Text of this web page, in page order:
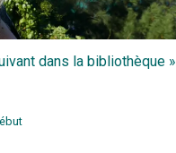
dans la bibliothèque »